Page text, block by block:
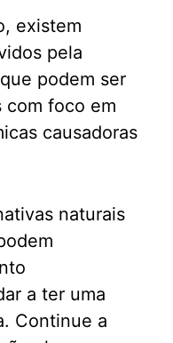
existem
pela
podem ser
com foco em
causadoras
naturais
a ter uma
Continue a